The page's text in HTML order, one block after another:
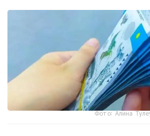
Фото: Алина